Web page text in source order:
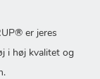
er jeres
i høj kvalitet og